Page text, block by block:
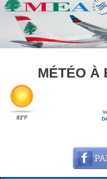
MÉTÉO À
83°F